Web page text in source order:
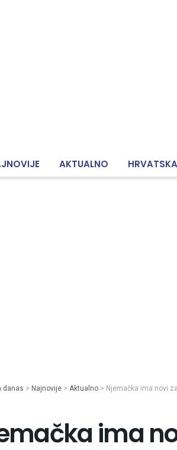
AKTUALNO HRVATSKA
danas > Najnovije > Aktualno > Njemačka ima novi
ima